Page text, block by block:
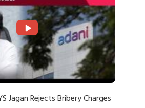
Jagan Rejects Bribery Charges